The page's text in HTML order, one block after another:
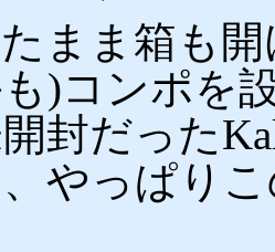
まま箱も
)コンポを
封だった
やっぱり